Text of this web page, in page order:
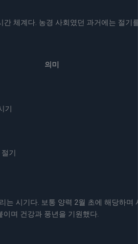
체계다. 농경 사회였던 과거에는 절기
의미
기
기
는 시기다. 보통 양력 2월 초에 해당하며
며 건강과 풍년을 기원했다.